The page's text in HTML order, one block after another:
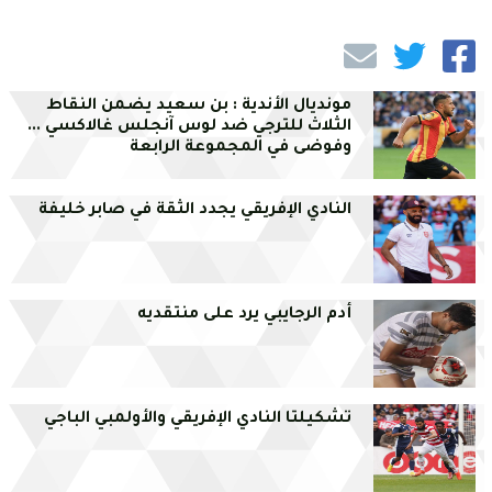
مونديال الأندية : بن سعيد يضمن النقاط
الثلاث للترجي ضد لوس آنجلس غالاكسي ...
وفوضى في المجموعة الرابعة
النادي الإفريقي يجدد الثقة في صابر خليفة
أدم الرجايبي يرد على منتقديه
تشكيلتا النادي الإفريقي والأولمبي الباجي